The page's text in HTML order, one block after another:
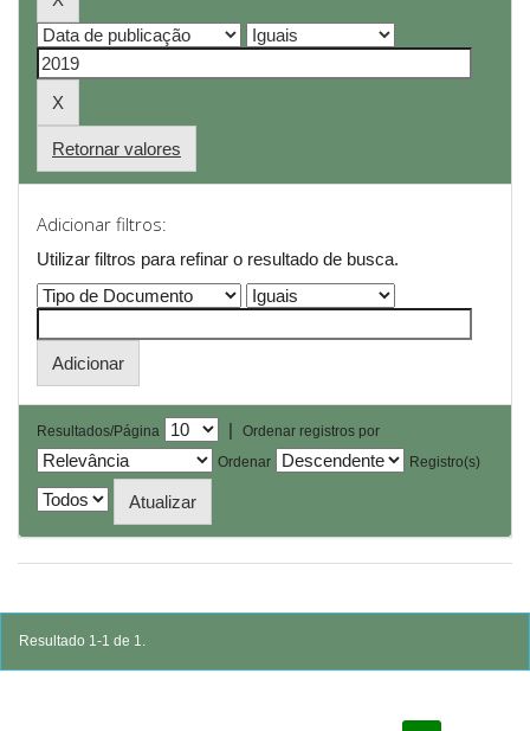
Retornar valores
Adicionar filtros:
Utilizar filtros para refinar o resultado de busca.
Resultados/Página |
Ordenar registros por
Ordenar
Registro(s)
Resultado 1-1 de 1.